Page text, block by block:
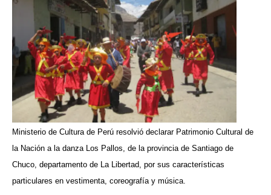
Ministerio de Cultura de Perú resolvió declarar Patrimonio Cultural de
la Nación a la danza Los Pallos, de la provincia de Santiago de
Chuco, departamento de La Libertad, por sus características
particulares en vestimenta, coreografía y música.